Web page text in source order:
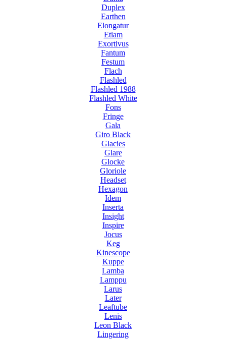
Duplex
Earthen
Elongatur
Etiam
Exortivus
Fantum
Festum
Flach
Flashled
Flashled 1988
Flashled White
Fons
Fringe
Gala
Giro Black
Glacies
Glare
Glocke
Gloriole
Headset
Hexagon
Idem
Inserta
Insight
Inspire
Jocus
Keg
Kinescope
Kuppe
Lamba
Lamppu
Larus
Later
Leaftube
Lenis
Leon Black
Lingering